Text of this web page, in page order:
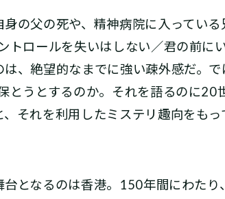
の父の死や、精神病院に入っている
トロールを失いはしない／君の前に
は、絶望的なまでに強い疎外感だ。
とうとするのか。それを語るのに20
、それを利用したミステリ趣向をも
となるのは香港。150年間にわたり